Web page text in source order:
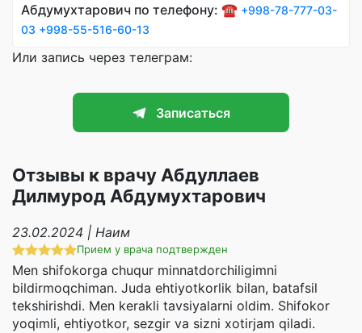
Абдумухтарович по телефону: ☎️ +998-78-777-03-
03 +998-55-516-60-13
Или запись через телеграм:
Записаться
Отзывы к врачу Абдуллаев
Дилмурод Абдумухтарович
23.02.2024 | Наим
Прием у врача подтвержден
Men shifokorga chuqur minnatdorchiligimni
bildirmoqchiman. Juda ehtiyotkorlik bilan, batafsil
tekshirishdi. Men kerakli tavsiyalarni oldim. Shifokor
yoqimli, ehtiyotkor, sezgir va sizni xotirjam qiladi.